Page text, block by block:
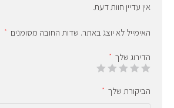
אין עדיין חוות דעת.
האימייל לא יוצג באתר. שדות החובה מסומנים *
הדירוג שלך *
הביקורת שלך *